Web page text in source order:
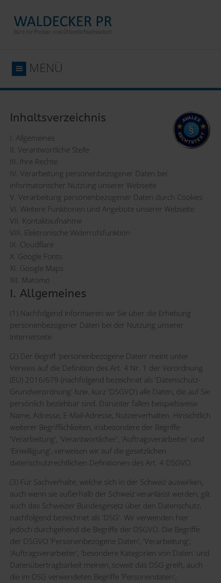
MENÜ
Inhaltsverzeichnis
I. Allgemeines
II. Verantwortliche Stelle
III. Ihre Rechte
IV. Verarbeitung personenbezogener Daten bei
informatorischer Nutzung unserer Webseite
V. Verarbeitung personenbezogener Daten durch Cookies
VI. Weitere Funktionen und Angebote unserer Webseite
VII. Kontaktaufnahme
VIII. Elektronische Widerrufsfunktion
IX. Cloudflare
X. Google Fonts
XI. Google Maps
XII. Matomo
I. Allgemeines
(1) Nachfolgend informieren wir Sie über die Erhebung
personenbezogener Daten bei der Nutzung unserer
Internetseite.
(2) Der Begriff 'personenbezogene Daten' meint unter
Verweis auf die Definition des Art. 4 Nr. 1 der Verordnung
(EU) 2016/679 (nachfolgend bezeichnet als 'Datenschutz-
Grundverordnung' bzw. kurz 'DSGVO') alle Daten, die auf Sie
persönlich beziehbar sind. Darunter fallen beispielsweise
Name, Adresse, E-Mail-Adresse, Nutzerverhalten. Hinsichtlich
weiterer Begrifflichkeiten, insbesondere der Begriffe
'Verarbeitung', 'Verantwortlicher', 'Auftragsverarbeiter' und
'Einwilligung', verweisen wir auf die gesetzlichen
datenschutzrechtlichen Definitionen des Art. 4 DSGVO.
(3) Für Sachverhalte, welche sich in der Schweiz auswirken,
auch wenn sie außerhalb der Schweiz veranlasst werden, gilt
auch das Schweizer Bundesgesetz über den Datenschutz,
nachfolgend bezeichnet als 'DSG'. Wir verwenden hier
jedoch durchgehend die Begriffe der DSGVO. Die Begriffe
der DSGVO 'Personenbezogene Daten', 'Verarbeitung',
'Auftragsverarbeiter', 'besondere Kategorien von Daten' und
Datenübertragbarkeit meinen, soweit das DSG greift, auch
die im DSG verwendeten Begriffe 'Personendaten',